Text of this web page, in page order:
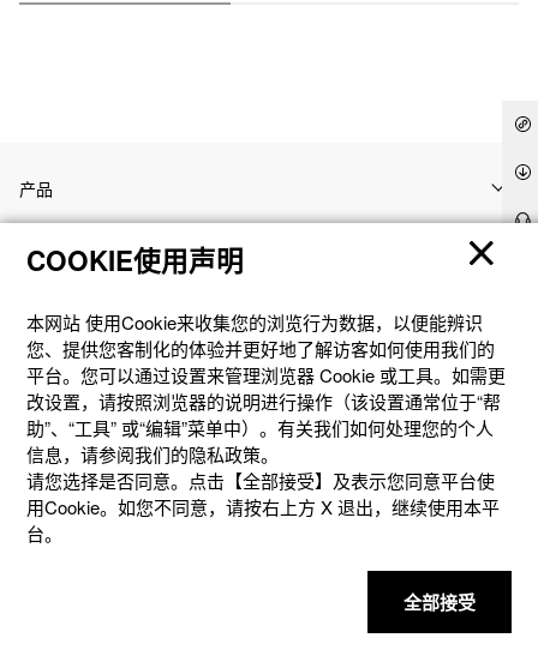
产品
客户支持
资讯
社交媒体
© 2025 卡西欧（中国）贸易有限公司 CASIO(China) Co., Ltd
COOKIE使用声明
本网站 使⽤Cookie来收集您的浏览⾏为数据，以便能辨识
您、提供您客制化的体验并更好地了解访客如何使⽤我们的
平台。您可以通过设置来管理浏览器 Cookie 或⼯具。如需更
改设置，请按照浏览器的说明进⾏操作（该设置通常位于“帮
助”、“⼯具” 或“编辑”菜单中）。有关我们如何处理您的个⼈
信息，请参阅我们的隐私政策。
请您选择是否同意。点击【全部接受】及表示您同意平台使
用Cookie。如您不同意，请按右上⽅ X 退出，继续使⽤本平
台。
全部接受